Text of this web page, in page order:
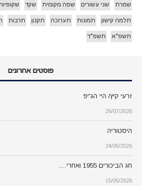
שמרת שני עשורים שפה מקומית שקד
תלמה קישון תמונות תערוכה תקנון תרבות
תשפ"א תשפ"ד
פוסטים אחרונים
זרעי קיץ/ היי הג'יפ
26/07/2026
היסטוריה
24/05/2026
חג הביכורים 1955 ואחרי….
15/05/2026